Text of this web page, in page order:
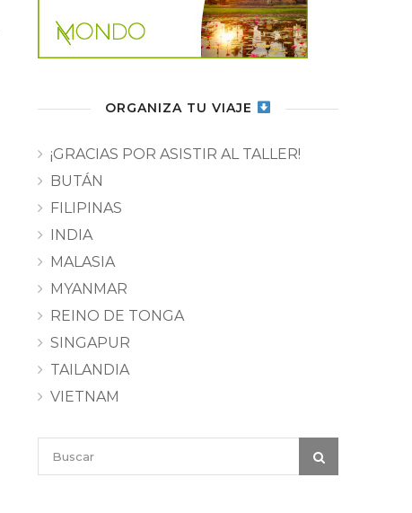
ORGANIZA TU VIAJE
¡GRACIAS POR ASISTIR AL TALLER!
BUTÁN
FILIPINAS
INDIA
MALASIA
MYANMAR
REINO DE TONGA
SINGAPUR
TAILANDIA
VIETNAM